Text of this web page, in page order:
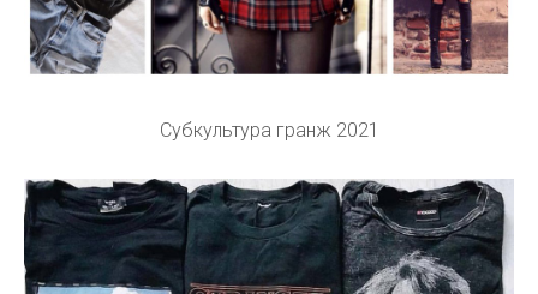
Субкультура гранж 2021